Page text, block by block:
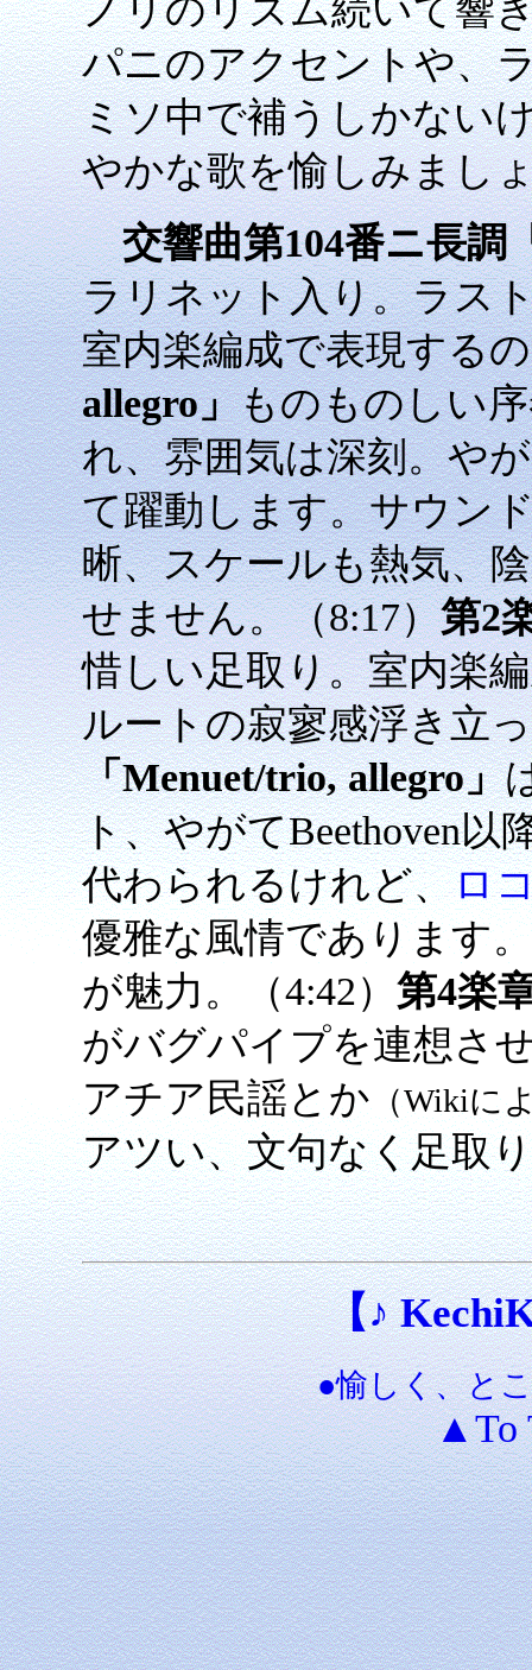
ノリのリズム続いて響
パニのアクセントや、
ミソ中で補うしかない
やかな歌を愉しみまし
交響曲第104番ニ長調
ラリネット入り。ラス
室内楽編成で表現する
allegro」ものものしい
れ、雰囲気は深刻。や
て躍動します。サウン
晰、スケールも熱気、
せません。（8:17）第2
惜しい足取り。室内楽
ルートの寂寥感浮き立
「Menuet/trio, allegro」
ト、やがてBeethoven
代わられるけれど、ロ
優雅な風情であります
が魅力。（4:42） 第4楽
がバグパイプを連想さ
アチア民謡とか（Wikiに
アツい、文句なく足取
【♪
●愉しく、と
▲To